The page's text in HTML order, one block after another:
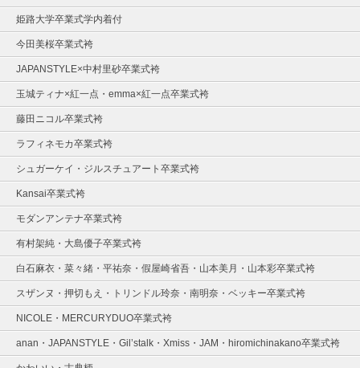
姫路大学卒業式学内着付
今田美桜卒業式袴
JAPANSTYLE×中村里砂卒業式袴
玉城ティナ×紅一点・emma×紅一点卒業式袴
藤田ニコル卒業式袴
ラフィネモカ卒業式袴
シュガーケイ・ジルスチュアート卒業式袴
Kansai卒業式袴
モダンアンテナ卒業式袴
有村架純・大島優子卒業式袴
白石麻衣・菜々緒・平祐奈・假屋崎省吾・山本美月・山本彩卒業式袴
スザンヌ・押切もえ・トリンドル玲奈・南明奈・ベッキー卒業式袴
NICOLE・MERCURYDUO卒業式袴
anan・JAPANSTYLE・Gil’stalk・Xmiss・JAM・hiromichinakano卒業式袴